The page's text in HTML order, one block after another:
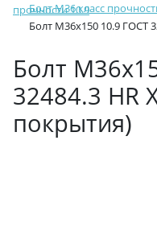
прочности 10.9
Болт М36 класс
Болт М36х150 10.9 ГОСТ
Болт
32484.3 HR
покрытия)